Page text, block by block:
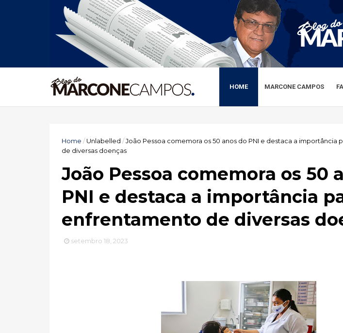
HOME MARCONE CAMPOS
Home /Unlabelled /João Pessoa comemora os 50 anos do PNI e destaca a importância
de diversas doenças
João Pessoa comemora os 50
PNI e destaca a importância
enfrentamento de diversas
setembro 18, 2023